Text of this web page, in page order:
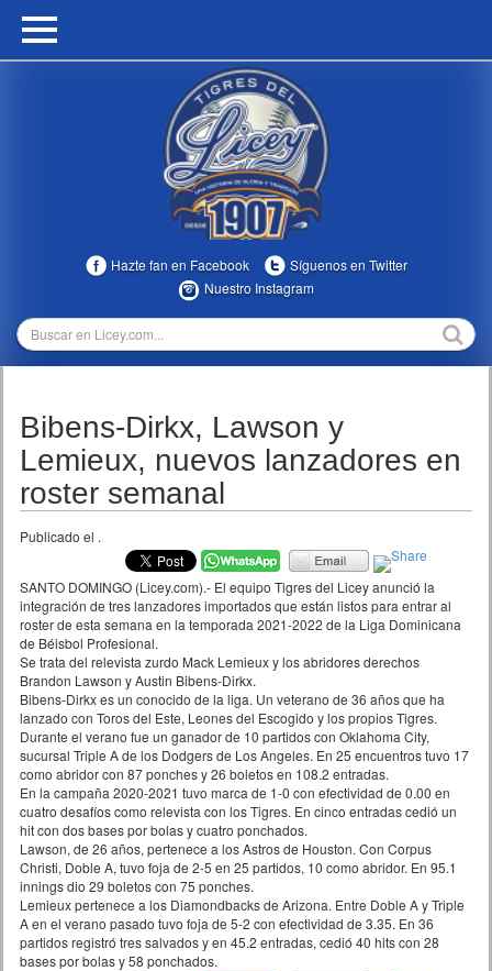
HOME
MULTIMEDIA
TEMPORADAS
Hazte fan en Facebook
Síguenos en Twitter
Nuestro Instagram
Bibens-Dirkx, Lawson y
Lemieux, nuevos lanzadores en
roster semanal
Publicado el .
SANTO DOMINGO (Licey.com).- El equipo Tigres del Licey anunció la
integración de tres lanzadores importados que están listos para entrar al
roster de esta semana en la temporada 2021-2022 de la Liga Dominicana
de Béisbol Profesional.
Se trata del relevista zurdo Mack Lemieux y los abridores derechos
Brandon Lawson y Austin Bibens-Dirkx.
Bibens-Dirkx es un conocido de la liga. Un veterano de 36 años que ha
lanzado con Toros del Este, Leones del Escogido y los propios Tigres.
Durante el verano fue un ganador de 10 partidos con Oklahoma City,
sucursal Triple A de los Dodgers de Los Angeles. En 25 encuentros tuvo 17
como abridor con 87 ponches y 26 boletos en 108.2 entradas.
En la campaña 2020-2021 tuvo marca de 1-0 con efectividad de 0.00 en
cuatro desafíos como relevista con los Tigres. En cinco entradas cedió un
hit con dos bases por bolas y cuatro ponchados.
Lawson, de 26 años, pertenece a los Astros de Houston. Con Corpus
Christi, Doble A, tuvo foja de 2-5 en 25 partidos, 10 como abridor. En 95.1
innings dio 29 boletos con 75 ponches.
Lemieux pertenece a los Diamondbacks de Arizona. Entre Doble A y Triple
A en el verano pasado tuvo foja de 5-2 con efectividad de 3.35. En 36
partidos registró tres salvados y en 45.2 entradas, cedió 40 hits con 28
bases por bolas y 58 ponchados.